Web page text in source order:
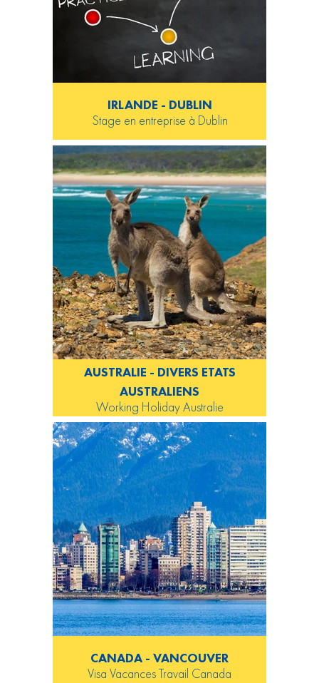
IRLANDE - DUBLIN
Stage en entreprise à Dublin
AUSTRALIE - DIVERS ETATS
AUSTRALIENS
Working Holiday Australie
CANADA - VANCOUVER
Visa Vacances Travail Canada